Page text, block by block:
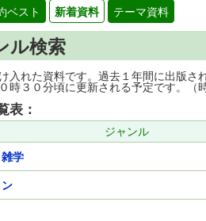
ベスト 新着資料 テーマ資料
ル検索
入れた資料です。過去１年間に出版さ
時３０分頃に更新される予定です。（
表：
ジャンル
学
ン